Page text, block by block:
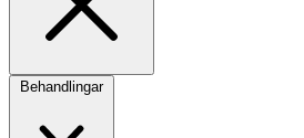
Behandlingar